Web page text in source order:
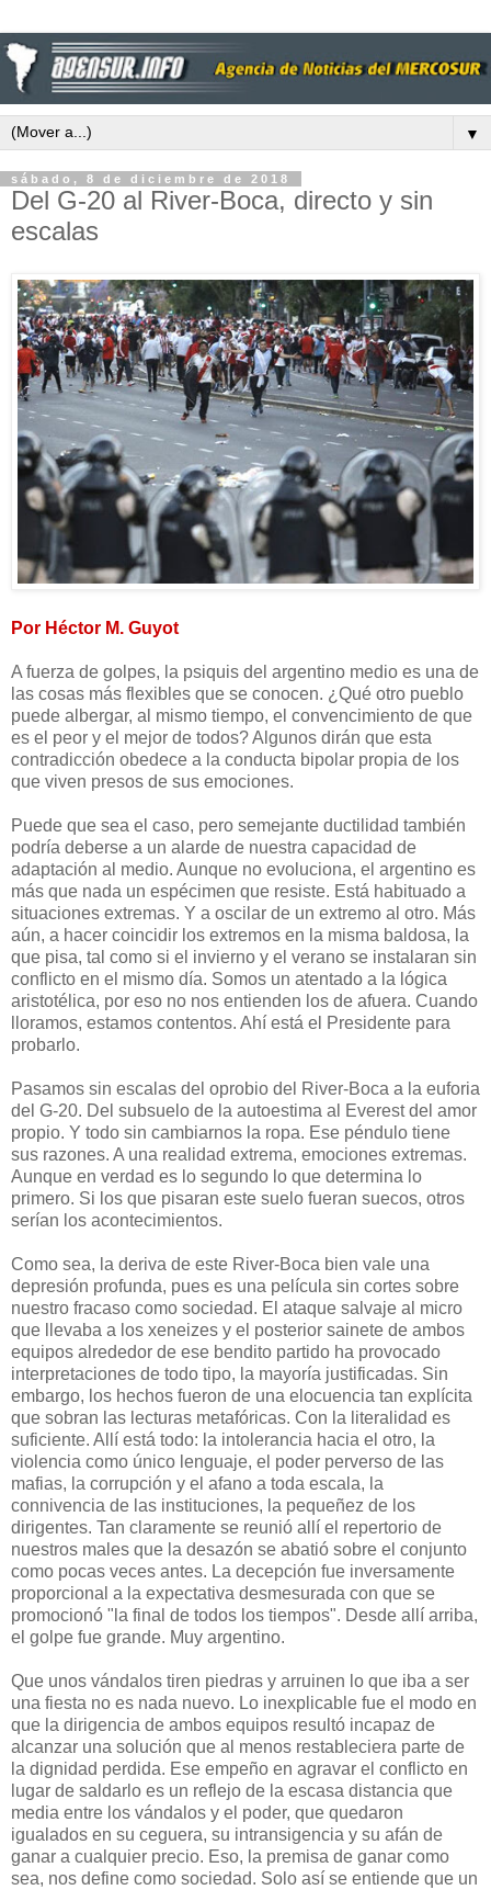
▼
sábado, 8 de diciembre de 2018
Del G-20 al River-Boca, directo y sin
escalas
Por Héctor M. Guyot
A fuerza de golpes, la psiquis del argentino medio es una de
las cosas más flexibles que se conocen. ¿Qué otro pueblo
puede albergar, al mismo tiempo, el convencimiento de que
es el peor y el mejor de todos? Algunos dirán que esta
contradicción obedece a la conducta bipolar propia de los
que viven presos de sus emociones.
Puede que sea el caso, pero semejante ductilidad también
podría deberse a un alarde de nuestra capacidad de
adaptación al medio. Aunque no evoluciona, el argentino es
más que nada un espécimen que resiste. Está habituado a
situaciones extremas. Y a oscilar de un extremo al otro. Más
aún, a hacer coincidir los extremos en la misma baldosa, la
que pisa, tal como si el invierno y el verano se instalaran sin
conflicto en el mismo día. Somos un atentado a la lógica
aristotélica, por eso no nos entienden los de afuera. Cuando
lloramos, estamos contentos. Ahí está el Presidente para
probarlo.
Pasamos sin escalas del oprobio del River-Boca a la euforia
del G-20. Del subsuelo de la autoestima al Everest del amor
propio. Y todo sin cambiarnos la ropa. Ese péndulo tiene
sus razones. A una realidad extrema, emociones extremas.
Aunque en verdad es lo segundo lo que determina lo
primero. Si los que pisaran este suelo fueran suecos, otros
serían los acontecimientos.
Como sea, la deriva de este River-Boca bien vale una
depresión profunda, pues es una película sin cortes sobre
nuestro fracaso como sociedad. El ataque salvaje al micro
que llevaba a los xeneizes y el posterior sainete de ambos
equipos alrededor de ese bendito partido ha provocado
interpretaciones de todo tipo, la mayoría justificadas. Sin
embargo, los hechos fueron de una elocuencia tan explícita
que sobran las lecturas metafóricas. Con la literalidad es
suficiente. Allí está todo: la intolerancia hacia el otro, la
violencia como único lenguaje, el poder perverso de las
mafias, la corrupción y el afano a toda escala, la
connivencia de las instituciones, la pequeñez de los
dirigentes. Tan claramente se reunió allí el repertorio de
nuestros males que la desazón se abatió sobre el conjunto
como pocas veces antes. La decepción fue inversamente
proporcional a la expectativa desmesurada con que se
promocionó "la final de todos los tiempos". Desde allí arriba,
el golpe fue grande. Muy argentino.
Que unos vándalos tiren piedras y arruinen lo que iba a ser
una fiesta no es nada nuevo. Lo inexplicable fue el modo en
que la dirigencia de ambos equipos resultó incapaz de
alcanzar una solución que al menos restableciera parte de
la dignidad perdida. Ese empeño en agravar el conflicto en
lugar de saldarlo es un reflejo de la escasa distancia que
media entre los vándalos y el poder, que quedaron
igualados en su ceguera, su intransigencia y su afán de
ganar a cualquier precio. Eso, la premisa de ganar como
sea, nos define como sociedad. Solo así se entiende que un